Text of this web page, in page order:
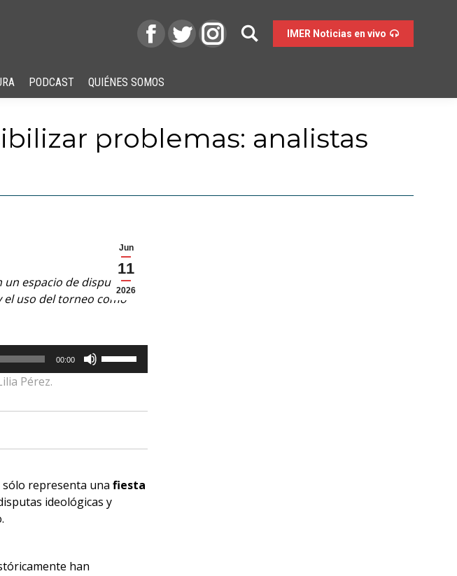
IMER Noticias en vivo
PODCAST QUIÉNES SOMOS
problemas: analistas
Jun
11
2026
espacio de disputa
el uso del torneo como
00:00
para
o
disminuir
Pérez.
representa una fiesta
ideológicas y
han